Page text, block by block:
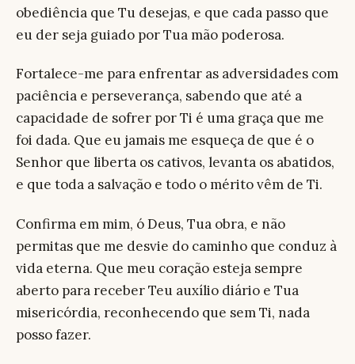
obediência que Tu desejas, e que cada passo que
eu der seja guiado por Tua mão poderosa.
Fortalece-me para enfrentar as adversidades com
paciência e perseverança, sabendo que até a
capacidade de sofrer por Ti é uma graça que me
foi dada. Que eu jamais me esqueça de que é o
Senhor que liberta os cativos, levanta os abatidos,
e que toda a salvação e todo o mérito vêm de Ti.
Confirma em mim, ó Deus, Tua obra, e não
permitas que me desvie do caminho que conduz à
vida eterna. Que meu coração esteja sempre
aberto para receber Teu auxílio diário e Tua
misericórdia, reconhecendo que sem Ti, nada
posso fazer.